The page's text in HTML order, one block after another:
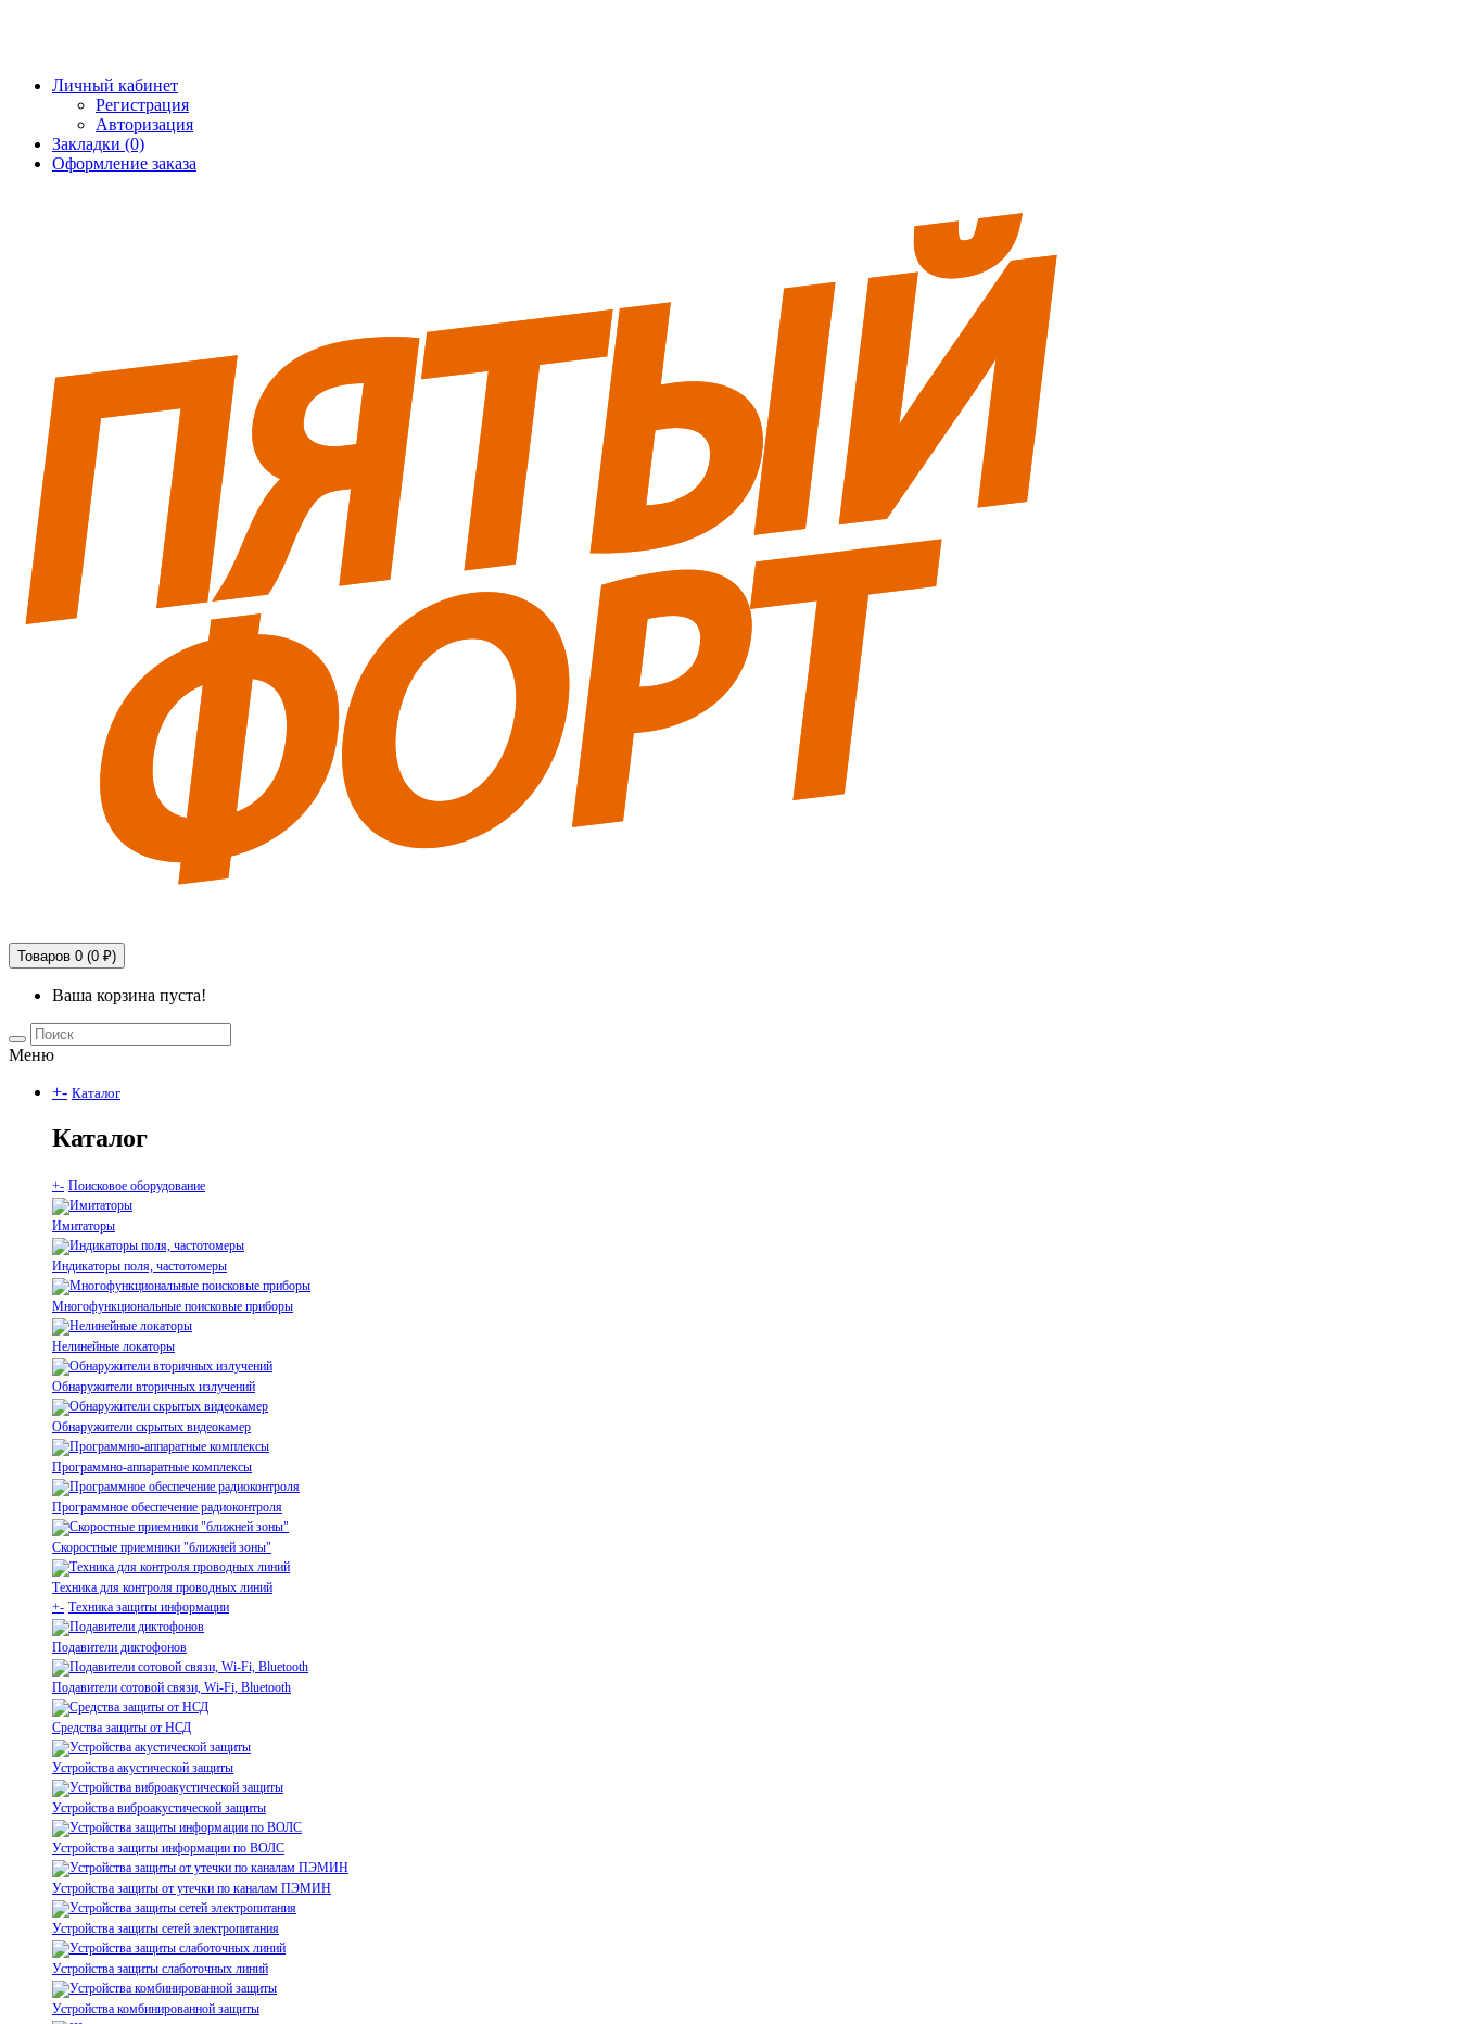
Личный кабинет
Регистрация
Авторизация
Закладки (0)
Оформление заказа
Товаров 0 (0 ₽)
Ваша корзина пуста!
Меню
+- Каталог
Каталог
+- Поисковое оборудование
Имитаторы
Индикаторы поля, частотомеры
Многофункциональные поисковые приборы
Нелинейные локаторы
Обнаружители вторичных излучений
Обнаружители скрытых видеокамер
Программно-аппаратные комплексы
Программное обеспечение радиоконтроля
Скоростные приемники "ближней зоны"
Техника для контроля проводных линий
+- Техника защиты информации
Подавители диктофонов
Подавители сотовой связи, Wi-Fi, Bluetooth
Средства защиты от НСД
Устройства акустической защиты
Устройства виброакустической защиты
Устройства защиты информации по ВОЛС
Устройства защиты от утечки по каналам ПЭМИН
Устройства защиты сетей электропитания
Устройства защиты слаботочных линий
Устройства комбинированной защиты